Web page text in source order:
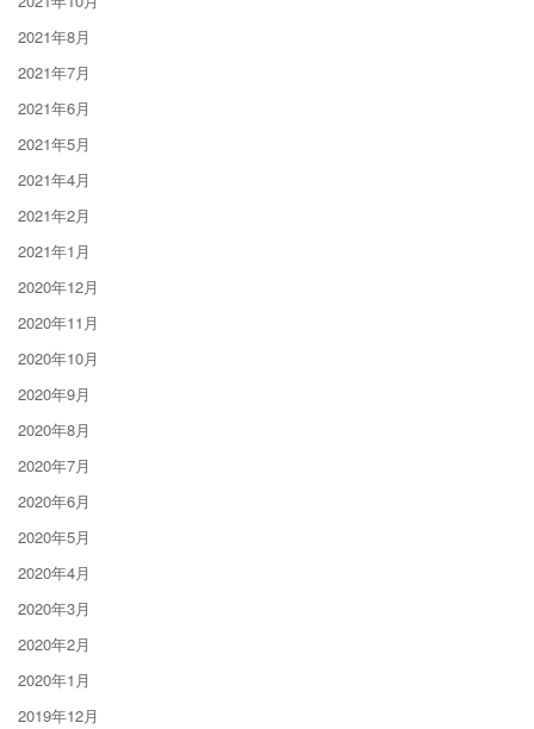
2021年8月
2021年7月
2021年6月
2021年5月
2021年4月
2021年2月
2021年1月
2020年12月
2020年11月
2020年10月
2020年9月
2020年8月
2020年7月
2020年6月
2020年5月
2020年4月
2020年3月
2020年2月
2020年1月
2019年12月